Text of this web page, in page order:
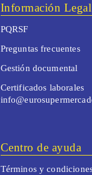
Información Legal
PQRSF
Preguntas frecuentes
Gestión documental
Certificados laborales
Centro de ayuda
Términos y